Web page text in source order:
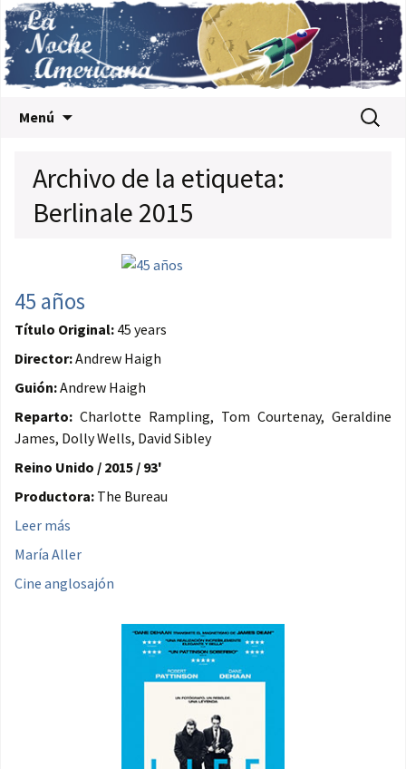
Menú Buscar:
Archivo de la etiqueta:
Berlinale 2015
45 años
Título Original: 45 years
Director:Andrew Haigh
Guión:Andrew Haigh
Reparto: Charlotte Rampling, Tom Courtenay, Geraldine
James, Dolly Wells, David Sibley
Reino Unido / 2015 / 93'
Productora: The Bureau
Leer más
María Aller
Cine anglosajón